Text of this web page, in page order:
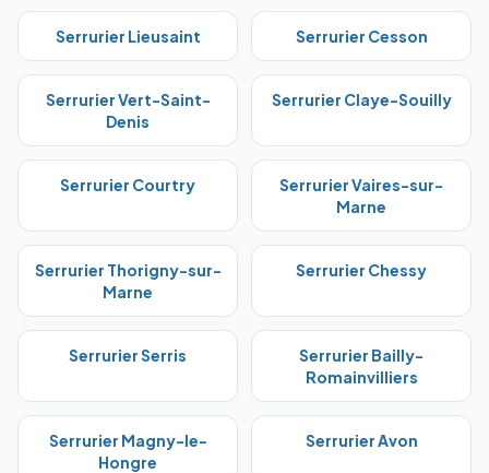
Serrurier Lieusaint Serrurier Cesson
SerrurierVert-Saint-
Denis
Serrurier Claye-Souilly
Serrurier Courtry SerrurierVaires-sur-
Marne
Serrurier Thorigny-sur-
Marne
Serrurier Chessy
SerrurierSerris Serrurier Bailly-
Romainvilliers
Serrurier Magny-le-
Hongre
SerrurierAvon